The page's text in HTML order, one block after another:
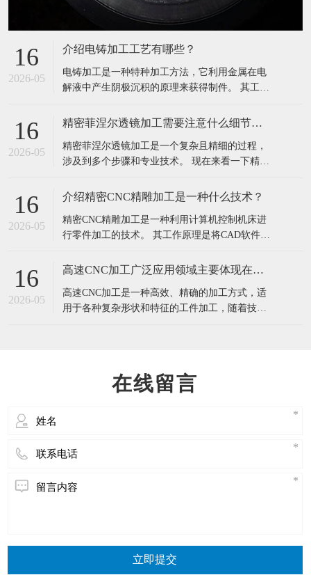
16
2026-05
介绍电铸加工工艺有哪些？
电铸加工是一种特种加工方法，它利用金属在电
解液中产生阴极沉积的原理来获得制件。 其工作
用电铸材料作为阳极，一同放入与阳极材料相同
原模表面逐渐沉积出金属电铸层，达到所需的厚
度后从溶液中取出，将电铸层与原模分
16
2026-05
精密菲涅尔透镜加工需要注意什么细节问题？
精密菲涅尔透镜加工是一个复杂且精细的过程，
涉及到多个步骤和专业技术。 现在来看一下精密
材：材料的选择是加工过程中的关键一步，需要
疵，并且尽量符合加工要求，不同的材料对透镜
的性能和加工难度都有影响，因此需要根据
16
2026-05
介绍精密CNC精雕加工是一种什么技术？
精密CNC精雕加工是一种利用计算机控制机床进
行零件加工的技术。 其工作原理是将CAD软件中
中，由控制系统进行数字量化处理，再通过电脑
的。 CNC加工机床的控制系统主要由硬件和软件
组成，硬件包括数控系统、电
16
2026-05
高速CNC加工广泛应用领域主要体现在哪几个方面？
高速CNC加工是一种高效、精确的加工方式，适
用于各种复杂形状和特征的工件加工，随着技术
料，如铝合金、钢材、铜
在线留言
立即提交